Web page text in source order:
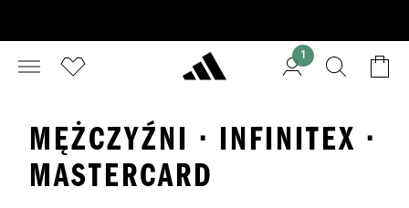
1
MĘŻCZYŹNI · INFINITEX ·
MASTERCARD